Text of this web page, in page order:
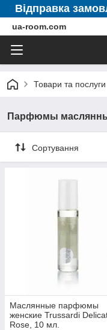
Відправка
ua-room.com
Товари та послуги
Парфюмы
Сортування
Маслянные парфюмы
женские Trussardi
Rose, 10 мл.